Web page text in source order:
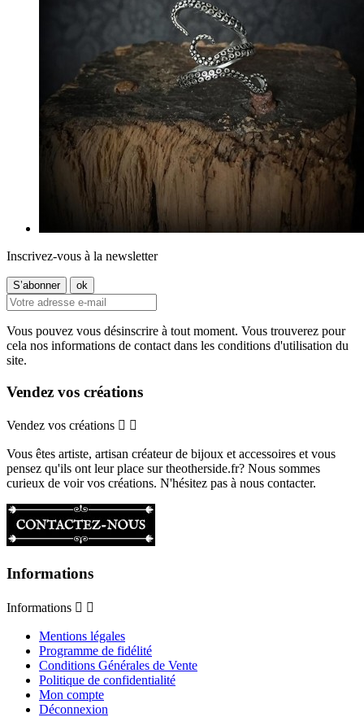
Inscrivez-vous à la newsletter
Vous pouvez vous désinscrire à tout moment. Vous trouverez pour
cela nos informations de contact dans les conditions d'utilisation du
site.
Vendez vos créations
Vendez vos créations  
Vous êtes artiste, artisan créateur de bijoux et accessoires et vous
pensez qu'ils ont leur place sur theotherside.fr? Nous sommes
curieux de voir vos créations. N'hésitez pas à nous contacter.
Informations
Informations  
Mentions légales
Programme de fidélité
Conditions Générales de Vente
Politique de confidentialité
Mon compte
Déconnexion